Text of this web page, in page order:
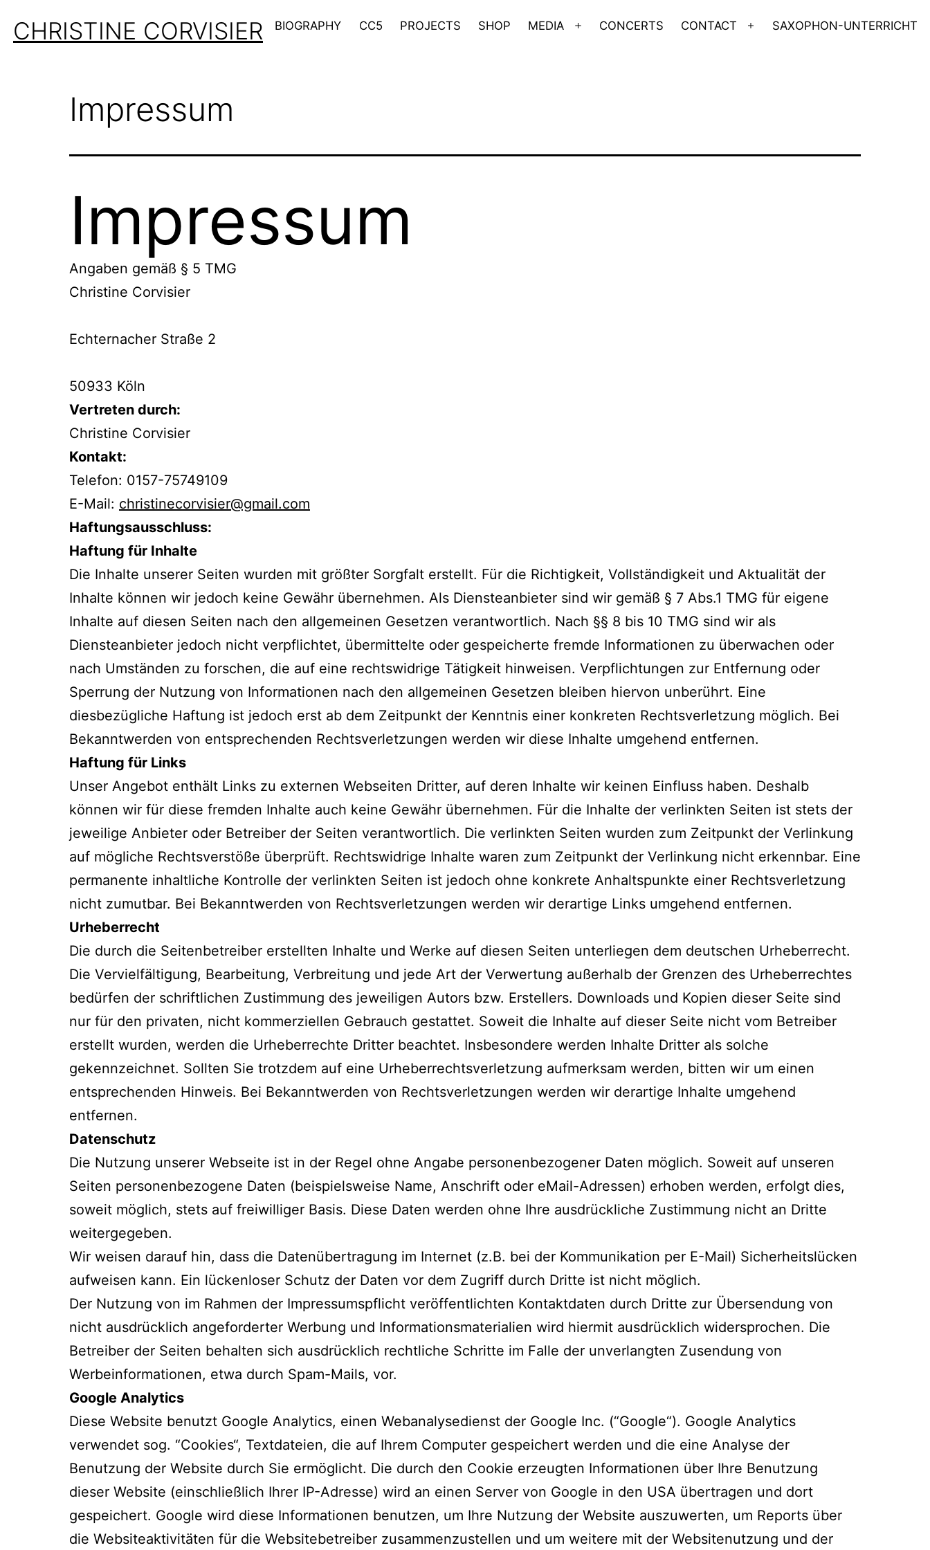
Inhalt
CHRISTINE CORVISIER BIOGRAPHY CC5 PROJECTS SHOP MEDIA
Menü
CONCERTS CONTACT
Menü
SAXOPHON-UNTERRICHT
Impressum
Impressum
Angaben gemäß § 5 TMG
Christine Corvisier
Echternacher Straße 2
50933 Köln
Vertreten durch:
Christine Corvisier
Kontakt:
Telefon: 0157-75749109
E-Mail: christinecorvisier@gmail.com
Haftungsausschluss:
Haftung für Inhalte
Die Inhalte unserer Seiten wurden mit größter Sorgfalt erstellt. Für die Richtigkeit, Vollständigkeit und Aktualität der
Inhalte können wir jedoch keine Gewähr übernehmen. Als Diensteanbieter sind wir gemäß § 7 Abs.1 TMG für eigene
Inhalte auf diesen Seiten nach den allgemeinen Gesetzen verantwortlich. Nach §§ 8 bis 10 TMG sind wir als
Diensteanbieter jedoch nicht verpflichtet, übermittelte oder gespeicherte fremde Informationen zu überwachen oder
nach Umständen zu forschen, die auf eine rechtswidrige Tätigkeit hinweisen. Verpflichtungen zur Entfernung oder
Sperrung der Nutzung von Informationen nach den allgemeinen Gesetzen bleiben hiervon unberührt. Eine
diesbezügliche Haftung ist jedoch erst ab dem Zeitpunkt der Kenntnis einer konkreten Rechtsverletzung möglich. Bei
Bekanntwerden von entsprechenden Rechtsverletzungen werden wir diese Inhalte umgehend entfernen.
Haftung für Links
Unser Angebot enthält Links zu externen Webseiten Dritter, auf deren Inhalte wir keinen Einfluss haben. Deshalb
können wir für diese fremden Inhalte auch keine Gewähr übernehmen. Für die Inhalte der verlinkten Seiten ist stets der
jeweilige Anbieter oder Betreiber der Seiten verantwortlich. Die verlinkten Seiten wurden zum Zeitpunkt der Verlinkung
auf mögliche Rechtsverstöße überprüft. Rechtswidrige Inhalte waren zum Zeitpunkt der Verlinkung nicht erkennbar. Eine
permanente inhaltliche Kontrolle der verlinkten Seiten ist jedoch ohne konkrete Anhaltspunkte einer Rechtsverletzung
nicht zumutbar. Bei Bekanntwerden von Rechtsverletzungen werden wir derartige Links umgehend entfernen.
Urheberrecht
Die durch die Seitenbetreiber erstellten Inhalte und Werke auf diesen Seiten unterliegen dem deutschen Urheberrecht.
Die Vervielfältigung, Bearbeitung, Verbreitung und jede Art der Verwertung außerhalb der Grenzen des Urheberrechtes
bedürfen der schriftlichen Zustimmung des jeweiligen Autors bzw. Erstellers. Downloads und Kopien dieser Seite sind
nur für den privaten, nicht kommerziellen Gebrauch gestattet. Soweit die Inhalte auf dieser Seite nicht vom Betreiber
erstellt wurden, werden die Urheberrechte Dritter beachtet. Insbesondere werden Inhalte Dritter als solche
gekennzeichnet. Sollten Sie trotzdem auf eine Urheberrechtsverletzung aufmerksam werden, bitten wir um einen
entsprechenden Hinweis. Bei Bekanntwerden von Rechtsverletzungen werden wir derartige Inhalte umgehend
entfernen.
Datenschutz
Die Nutzung unserer Webseite ist in der Regel ohne Angabe personenbezogener Daten möglich. Soweit auf unseren
Seiten personenbezogene Daten (beispielsweise Name, Anschrift oder eMail-Adressen) erhoben werden, erfolgt dies,
soweit möglich, stets auf freiwilliger Basis. Diese Daten werden ohne Ihre ausdrückliche Zustimmung nicht an Dritte
weitergegeben.
Wir weisen darauf hin, dass die Datenübertragung im Internet (z.B. bei der Kommunikation per E-Mail) Sicherheitslücken
aufweisen kann. Ein lückenloser Schutz der Daten vor dem Zugriff durch Dritte ist nicht möglich.
Der Nutzung von im Rahmen der Impressumspflicht veröffentlichten Kontaktdaten durch Dritte zur Übersendung von
nicht ausdrücklich angeforderter Werbung und Informationsmaterialien wird hiermit ausdrücklich widersprochen. Die
Betreiber der Seiten behalten sich ausdrücklich rechtliche Schritte im Falle der unverlangten Zusendung von
Werbeinformationen, etwa durch Spam-Mails, vor.
Google Analytics
Diese Website benutzt Google Analytics, einen Webanalysedienst der Google Inc. (“Google“). Google Analytics
verwendet sog. “Cookies“, Textdateien, die auf Ihrem Computer gespeichert werden und die eine Analyse der
Benutzung der Website durch Sie ermöglicht. Die durch den Cookie erzeugten Informationen über Ihre Benutzung
dieser Website (einschließlich Ihrer IP-Adresse) wird an einen Server von Google in den USA übertragen und dort
gespeichert. Google wird diese Informationen benutzen, um Ihre Nutzung der Website auszuwerten, um Reports über
die Websiteaktivitäten für die Websitebetreiber zusammenzustellen und um weitere mit der Websitenutzung und der